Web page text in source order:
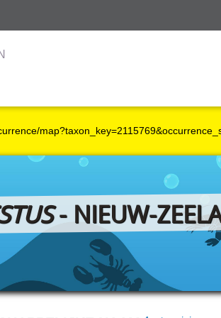
- NIEUW-